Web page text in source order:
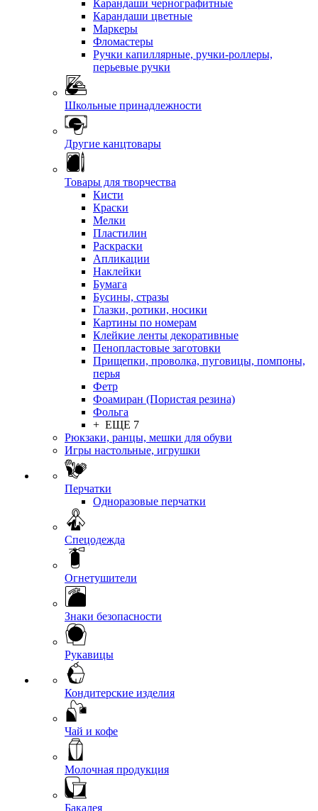
Карандаши чернографитные
Карандаши цветные
Маркеры
Фломастеры
Ручки капиллярные, ручки-роллеры,
перьевые ручки
Школьные принадлежности
Другие канцтовары
Товары для творчества
Кисти
Краски
Мелки
Пластилин
Раскраски
Апликации
Наклейки
Бумага
Бусины, стразы
Глазки, ротики, носики
Картины по номерам
Клейкие ленты декоративные
Пенопластовые заготовки
Прищепки, проволка, пуговицы, помпоны,
перья
Фетр
Фоамиран (Пористая резина)
Фольга
+ ЕЩЕ 7
Рюкзаки, ранцы, мешки для обуви
Игры настольные, игрушки
Перчатки
Одноразовые перчатки
Спецодежда
Огнетушители
Знаки безопасности
Рукавицы
Кондитерские изделия
Чай и кофе
Молочная продукция
Бакалея